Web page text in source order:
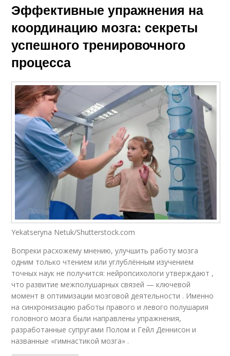
Эффективные упражнения на
координацию мозга: секреты
успешного тренировочного
процесса
Yekatseryna Netuk/Shutterstock.com
Вопреки расхожему мнению, улучшить работу мозга
одним только чтением или углублённым изучением
точных наук не получится: нейропсихологи утверждают ,
что развитие межполушарных связей — ключевой
момент в оптимизации мозговой деятельности . Именно
на синхронизацию работы правого и левого полушария
головного мозга были направлены упражнения,
разработанные супругами Полом и Гейл Деннисон и
названные «гимнастикой мозга» .